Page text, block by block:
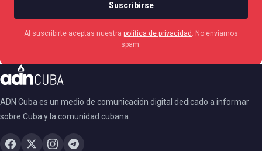
Suscribirse
Al suscribirte aceptas nuestra política de privacidad . No enviamos
spam.
ADN Cuba es un medio de comunicación digital dedicado a informar
sobre Cuba y la comunidad cubana.